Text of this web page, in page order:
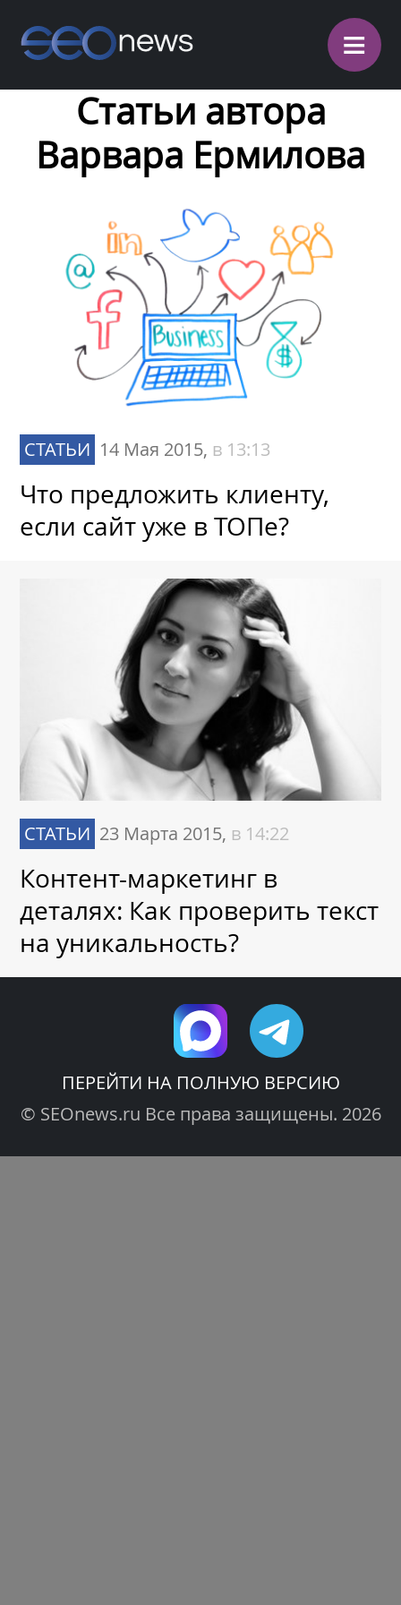
≡
Статьи автора
Варвара Ермилова
СТАТЬИ 14 Мая 2015, в 13:13
Что предложить клиенту,
если сайт уже в ТОПе?
СТАТЬИ 23 Марта 2015, в 14:22
Контент-маркетинг в
деталях: Как проверить текст
на уникальность?
SEOnews использует cookie-файлы и
персональные данные с использованием Яндекс
Метрики. Это улучшает работу сайта и
взаимодействие с ним. Подтвердите ваше
согласие, нажав кнопу Ок.
Ок
ПЕРЕЙТИ НА ПОЛНУЮ ВЕРСИЮ
© SEOnews.ru Все права защищены. 2026